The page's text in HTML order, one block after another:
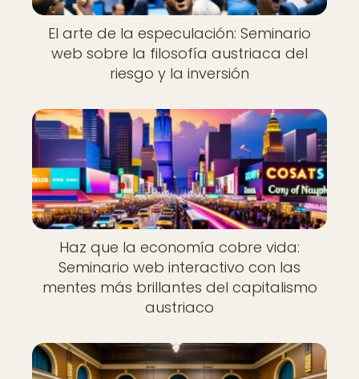
El arte de la especulación: Seminario
web sobre la filosofía austriaca del
riesgo y la inversión
Haz que la economía cobre vida:
Seminario web interactivo con las
mentes más brillantes del capitalismo
austriaco